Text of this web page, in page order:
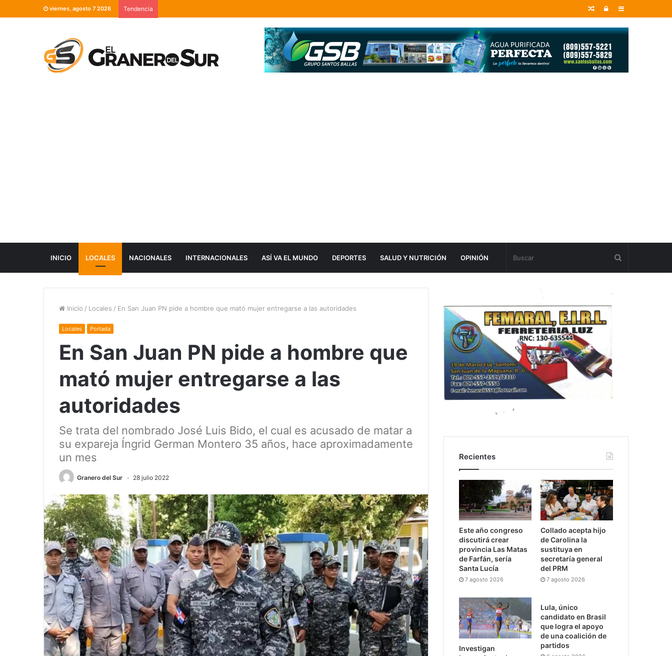
viernes, agosto 7 2026 Tendencia Sidebar
Entrar
Random
INICIO LOCALES NACIONALES INTERNACIONALES ASÍ VA EL MUNDO DEPORTES SALUD Y NUTRICIÓN OPINIÓN
Inicio / Locales / En San Juan PN pide a hombre que mató mujer entregarse a las autoridades
Locales Portada
En San Juan PN pide a hombre que
mató mujer entregarse a las
autoridades
Se trata del nombrado José Luis Bido, el cual es acusado de matar a
su expareja Íngrid German Montero 35 años, hace aproximadamente
un mes
Granero del Sur 28 julio 2022
Recientes
Este año congreso
discutirá crear
provincia Las Matas
de Farfán, sería
Santa Lucía
7 agosto 2026
Collado acepta hijo
de Carolina la
sustituya en
secretaría general
del PRM
7 agosto 2026
Investigan
Lula, único
candidato en Brasil
que logra el apoyo
de una coalición de
partidos